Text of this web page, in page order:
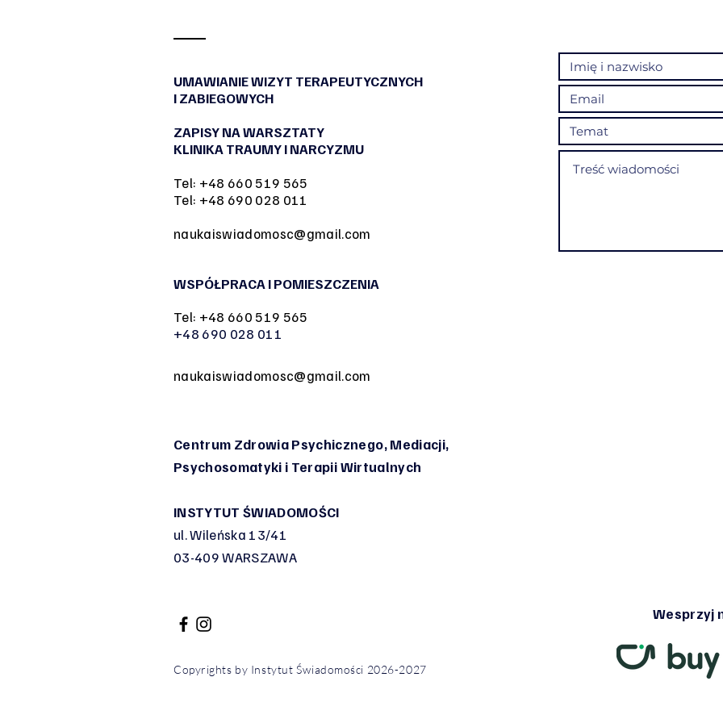
UMAWIANIE WIZYT TERAPEUTYCZNYCH
I ZABIEGOWYCH
ZAPISY NA WARSZTATY
KLINIKA TRAUMY I NARCYZMU
Tel: +48 660 519 565
Tel: +48 690 028 011
naukaiswiadomosc@gmail.com
WSPÓŁPRACA I POMIESZCZENIA
Tel: +48 660 519 565
+48 690 028 011
naukaiswiadomosc@gmail.com
Centrum Zdrowia Psychicznego, Mediacji,
Psychosomatyki i Terapii Wirtualnych
INSTYTUT ŚWIADOMOŚCI
ul. Wileńska 13/41
03-409 WARSZAWA
Wesprzyj
Copyrights by Instytut Świadomości 2026-2027